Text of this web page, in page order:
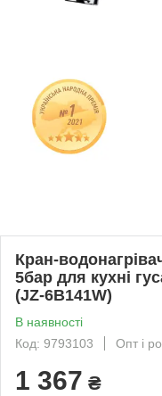
Кран-
5бар для кухні
(JZ-6B141W)
В наявності
Код: 9793103
Опт і
1 367 ₴